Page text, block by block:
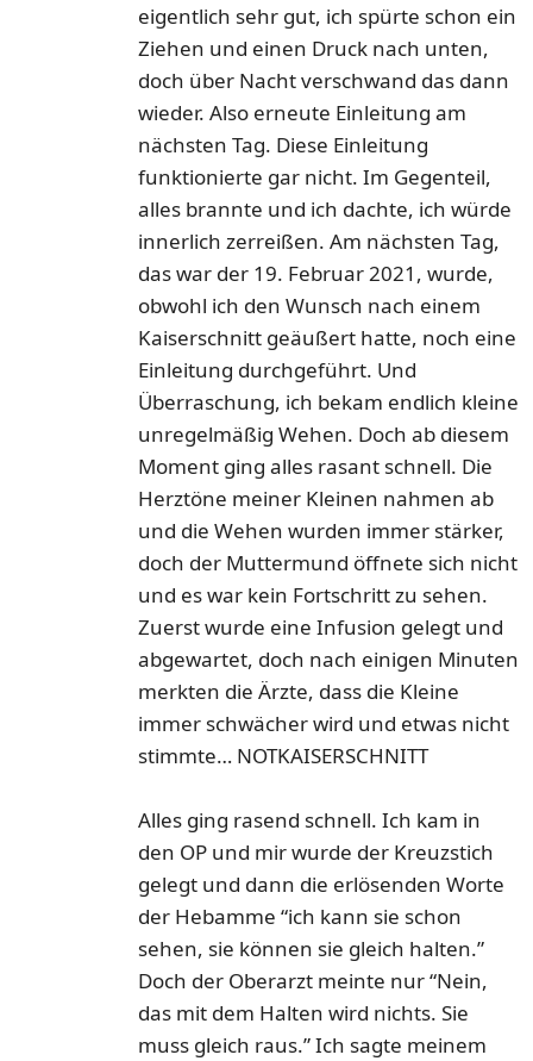
eigentlich sehr gut, ich spürte schon ein
Ziehen und einen Druck nach unten,
doch über Nacht verschwand das dann
wieder. Also erneute Einleitung am
nächsten Tag. Diese Einleitung
funktionierte gar nicht. Im Gegenteil,
alles brannte und ich dachte, ich würde
innerlich zerreißen. Am nächsten Tag,
das war der 19. Februar 2021, wurde,
obwohl ich den Wunsch nach einem
Kaiserschnitt geäußert hatte, noch eine
Einleitung durchgeführt. Und
Überraschung, ich bekam endlich kleine
unregelmäßig Wehen. Doch ab diesem
Moment ging alles rasant schnell. Die
Herztöne meiner Kleinen nahmen ab
und die Wehen wurden immer stärker,
doch der Muttermund öffnete sich nicht
und es war kein Fortschritt zu sehen.
Zuerst wurde eine Infusion gelegt und
abgewartet, doch nach einigen Minuten
merkten die Ärzte, dass die Kleine
immer schwächer wird und etwas nicht
stimmte… NOTKAISERSCHNITT
Alles ging rasend schnell. Ich kam in
den OP und mir wurde der Kreuzstich
gelegt und dann die erlösenden Worte
der Hebamme “ich kann sie schon
sehen, sie können sie gleich halten.”
Doch der Oberarzt meinte nur “Nein,
das mit dem Halten wird nichts. Sie
muss gleich raus.” Ich sagte meinem